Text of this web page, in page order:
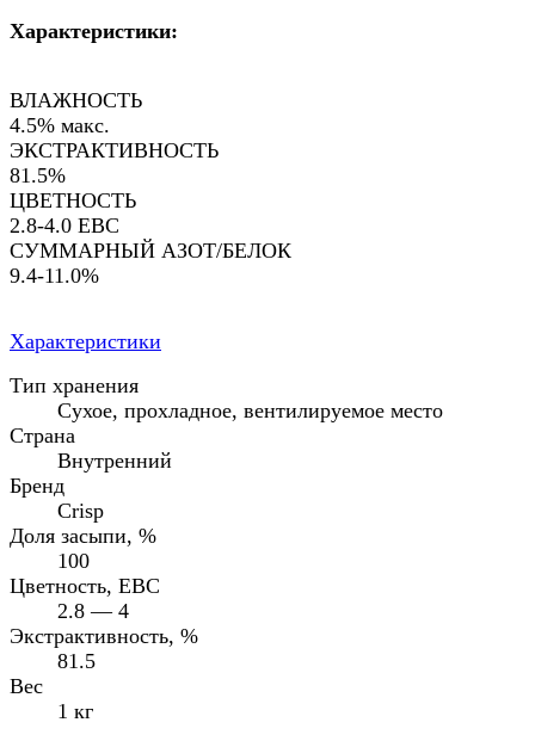
Характеристики:
ВЛАЖНОСТЬ
4.5% макс.
ЭКСТРАКТИВНОСТЬ
81.5%
ЦВЕТНОСТЬ
2.8-4.0 EBC
СУММАРНЫЙ АЗОТ/БЕЛОК
9.4-11.0%
Характеристики
Тип хранения
Сухое, прохладное, вентилируемое место
Страна
Внутренний
Бренд
Crisp
Доля засыпи, %
100
Цветность, EBC
2.8 — 4
Экстрактивность, %
81.5
Вес
1 кг